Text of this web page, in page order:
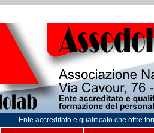
Ente accreditato e qualificato che offre